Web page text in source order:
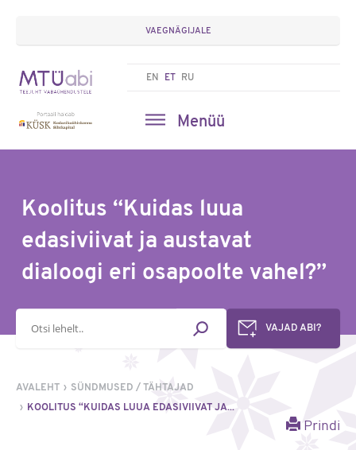
VAEGNÄGIJALE
EN ET RU
Menüü
Koolitus “Kuidas luua
edasiviivat ja austavat
dialoogi eri osapoolte vahel?”
Otsisõna
VAJAD ABI?
AVALEHT SÜNDMUSED / TÄHTAJAD
KOOLITUS “KUIDAS LUUA EDASIVIIVAT JA...
Prindi